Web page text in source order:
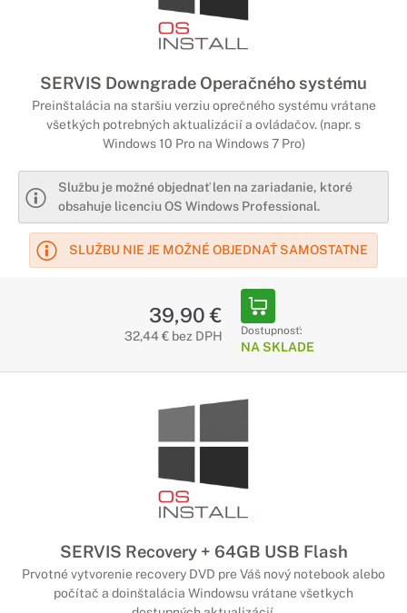
SERVIS Downgrade Operačného systému
Preinštalácia na staršiu verziu oprečného systému vrátane
všetkých potrebných aktualizácií a ovládačov. (napr. s
Windows 10 Pro na Windows 7 Pro)
Službu je možné objednať len na zariadanie, ktoré
obsahuje licenciu OS Windows Professional.
SLUŽBU NIE JE MOŽNÉ OBJEDNAŤ SAMOSTATNE
39,90 €
32,44 € bez DPH Dostupnosť:
NA SKLADE
SERVIS Recovery + 64GB USB Flash
Prvotné vytvorenie recovery DVD pre Váš nový notebook alebo
počítač a doinštalácia Windowsu vrátane všetkych